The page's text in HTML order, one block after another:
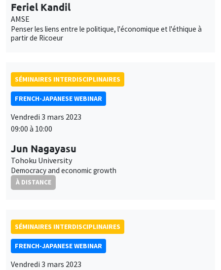
Feriel Kandil
AMSE
Penser les liens entre le politique, l'économique et l'éthique à
partir de Ricoeur
SÉMINAIRES INTERDISCIPLINAIRES
FRENCH-JAPANESE WEBINAR
Vendredi 3 mars 2023
09:00 à 10:00
Jun Nagayasu
Tohoku University
Democracy and economic growth
À DISTANCE
SÉMINAIRES INTERDISCIPLINAIRES
FRENCH-JAPANESE WEBINAR
Vendredi 3 mars 2023